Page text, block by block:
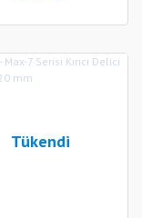
Tükendi